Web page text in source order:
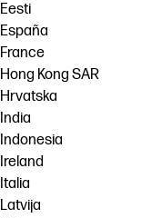
Eesti
España
France
Hong Kong SAR
Hrvatska
India
Indonesia
Ireland
Italia
Latvija